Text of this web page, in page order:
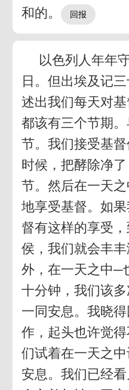
和的。
以色列人年年
日。但出埃及记
述出我们每天对
都该有三个节期
节。我们接受基
时候，把酵除净
节。然后在一天
地享受基督。如
督有这样的享受
侯，我们就会丰
外，在一天之中─
十分钟，我们该
一同安息。我晓
作，起头也许觉
们试着在一天之
安息。我们已经